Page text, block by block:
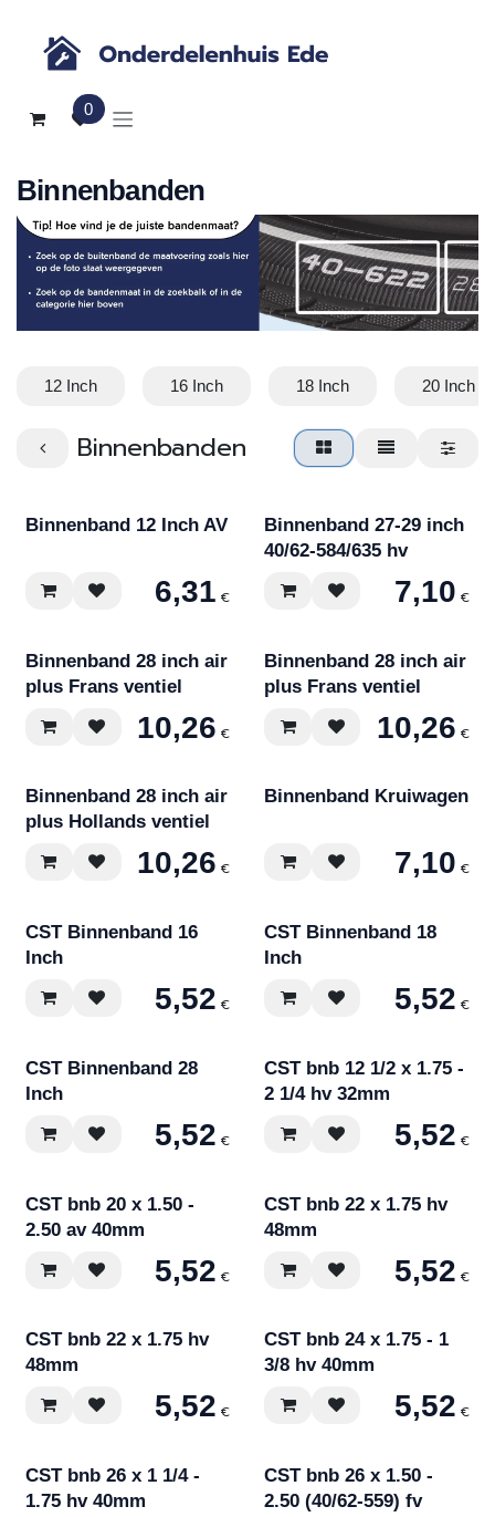
0
Binnenbanden
12 Inch 16 Inch 18 Inch 20 Inch
Binnenbanden
Binnenband 12 Inch AV
6,31 €
Binnenband 27-29 inch
40/62-584/635 hv
7,10 €
Binnenband 28 inch air
plus Frans ventiel
10,26 €
Binnenband 28 inch air
plus Frans ventiel
10,26 €
Binnenband 28 inch air
plus Hollands ventiel
10,26 €
Binnenband Kruiwagen
7,10 €
CST Binnenband 16
Inch
5,52 €
CST Binnenband 18
Inch
5,52 €
CST Binnenband 28
Inch
5,52 €
CST bnb 12 1/2 x 1.75 -
2 1/4 hv 32mm
5,52 €
CST bnb 20 x 1.50 -
2.50 av 40mm
5,52 €
CST bnb 22 x 1.75 hv
48mm
5,52 €
CST bnb 22 x 1.75 hv
48mm
5,52 €
CST bnb 24 x 1.75 - 1
3/8 hv 40mm
5,52 €
CST bnb 26 x 1 1/4 -
1.75 hv 40mm
CST bnb 26 x 1.50 -
2.50 (40/62-559) fv